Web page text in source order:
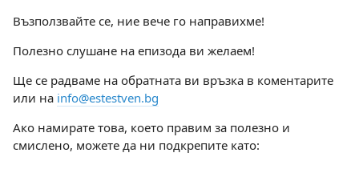
Възползвайте се, ние вече го направихме!
Полезно слушане на епизода ви желаем!
Ще се радваме на обратната ви връзка в коментарите
или на info@estestven.bg
Ако намирате това, което правим за полезно и
смислено, можете да ни подкрепите като: